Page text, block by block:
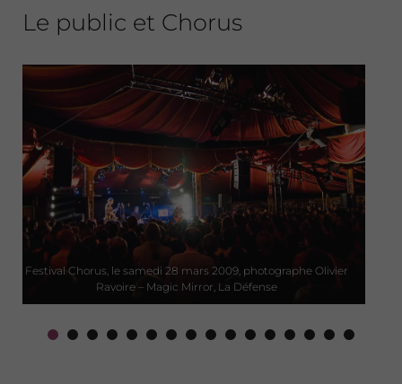
Le public et Chorus
Festival Chorus, le 11 avril 2026, ©Julia Brechler – La Seine
Musicale, Boulogne-Billancourt